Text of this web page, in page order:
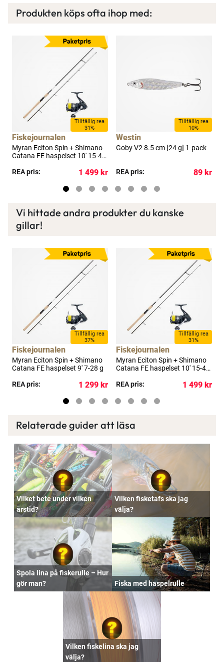
Spana in FJ Max
Ett exklusivt medlemskap med många förmåner.
Bättre priser, fri frakt på alla ordrar, bonuscheck
varje månad och mycket mer. Spara tusenlappar
idag!
Produkten köps ofta ihop med:
Tillfällig rea
31%
Fiskejournalen
Myran Eciton Spin + Shimano
Catana FE haspelset 10' 15-40
REA pris:
1 499 kr
Tillfällig rea
10%
Westin
Goby V2 8.5 cm [24 g] 1-pack
REA pris: 89 kr
Vi hittade andra produkter du kanske
gillar!
Tillfällig rea
37%
Fiskejournalen
Myran Eciton Spin + Shimano
Catana FE haspelset 9' 7-28 g
REA pris:
1 299 kr
Tillfällig rea
31%
Fiskejournalen
Myran Eciton Spin + Shimano
Catana FE haspelset 10' 15-40
REA pris:
1 499 kr
Relaterade guider att läsa
Vilket bete under vilken
årstid?
Vilken fisketafs ska jag
välja?
Spola lina på fiskerulle – Hur
gör man?
Fiska med haspelrulle
Vilken fiskelina ska jag
välja?